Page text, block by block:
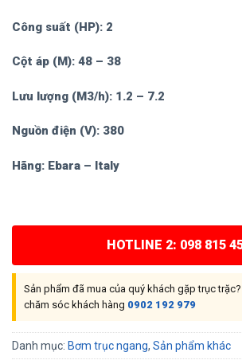
Công suất (HP): 2
Cột áp (M): 48 – 38
Lưu lượng (M3/h): 1.2 – 7.2
Nguồn điện (V): 380
Hãng: Ebara – Italy
HOTLINE 2: 098 815
Sản phẩm đã mua của quý khách gặp trục
chăm sóc khách hàng 0902 192 979
Danh mục: Bơm trục ngang, Sản phẩm khác